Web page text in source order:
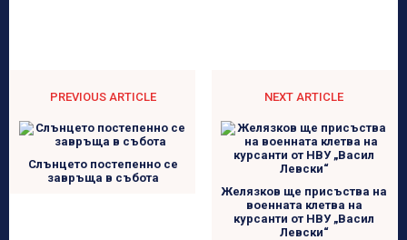
PREVIOUS ARTICLE
Слънцето постепенно се
завръща в събота
NEXT ARTICLE
Желязков ще присъства на
военната клетва на
курсанти от НВУ „Васил
Левски“